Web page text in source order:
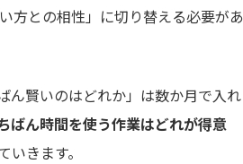
方との相性」に切り替える必要があ
ん賢いのはどれか」は数か月で入れ
ばん時間を使う作業はどれが得意
きます。